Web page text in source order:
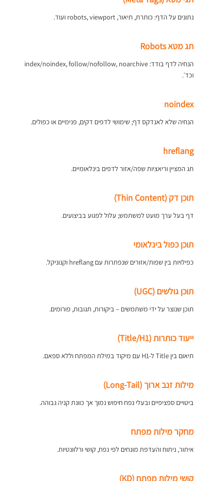
נתונים על הדף: כותרת, תיאור, robots, viewport ועוד.
תג מטא Robots
הנחיה לדף בודד: index/noindex, follow/nofollow, noarchive
וכד׳.
noindex
הנחיה שלא לאנדקס דף; שימושי לדפים דקים, פנימיים או כפולים.
hreflang
תג המציין וריאציות שפה/אזור לדפים בינלאומיים.
תוכן דק (Thin Content)
דף בעל ערך מועט למשתמש; עלול לפגוע בביצועים.
תוכן כפול בינלאומי
כפילויות בין שפות/אזורים שנפתרות עם hreflang וקנוניקל.
תוכן גולשים (UGC)
תוכן שנוצר על ידי משתמשים – ביקורות, תגובות, פורומים.
ייעוד כותרות (Title/H1)
תיאום בין Title ל-H1 עם מיקוד במילת המפתח וללא ספאם.
מילות זנב ארוך (Long-Tail)
ביטויים ספציפיים ובעלי נפח חיפוש נמוך אך כוונת קניה גבוהה.
מחקר מילות מפתח
איתור, ניתוח והעדפת מונחים לפי נפח, קושי ורלוונטיות.
קושי מילות מפתח (KD)